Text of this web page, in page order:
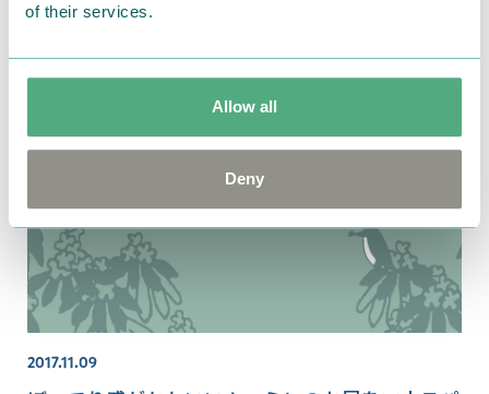
of their services.
Allow all
Deny
メモや写真が挟める！抗菌マウスパッド
2017.11.09